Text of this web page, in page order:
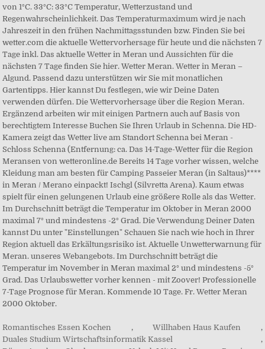
Romantisches Essen Kochen , Willhaben Haus Kaufen
,
Duales Studium Wirtschaftsinformatik Kassel
,